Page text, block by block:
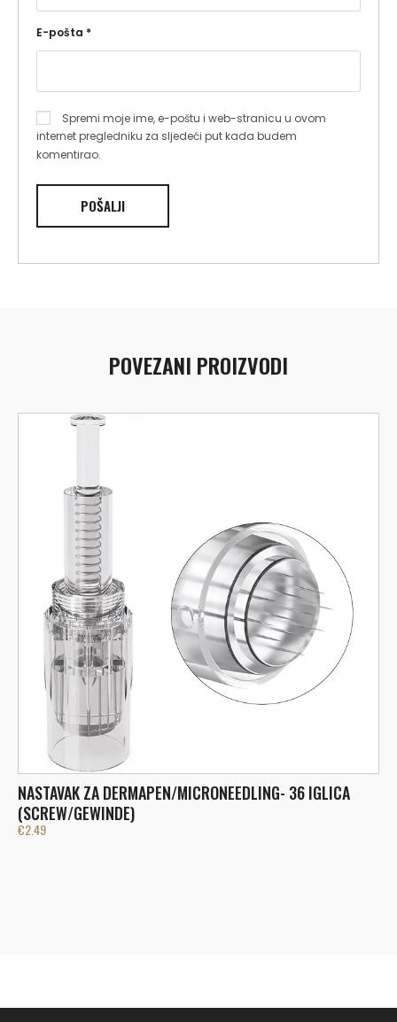
E-pošta *
Spremi moje ime, e-poštu i web-stranicu u ovom
internet pregledniku za sljedeći put kada budem
komentirao.
POVEZANI PROIZVODI
NASTAVAK ZA DERMAPEN/MICRONEEDLING- 36 IGLICA
(SCREW/GEWINDE)
€2.49